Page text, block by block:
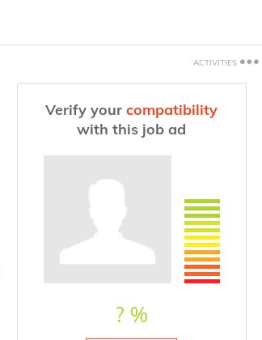
ACTIVITIES
Tell a friend
Verify yourcompatibility
with this job ad
? %